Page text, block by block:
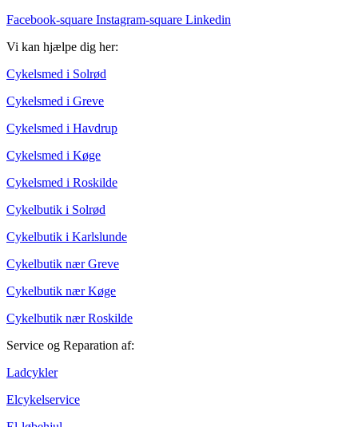
Facebook-square Instagram-square Linkedin
Vi kan hjælpe dig her:
Cykelsmed i Solrød
Cykelsmed i Greve
Cykelsmed i Havdrup
Cykelsmed i Køge
Cykelsmed i Roskilde
Cykelbutik i Solrød
Cykelbutik i Karlslunde
Cykelbutik nær Greve
Cykelbutik nær Køge
Cykelbutik nær Roskilde
Service og Reparation af:
Ladcykler
Elcykelservice